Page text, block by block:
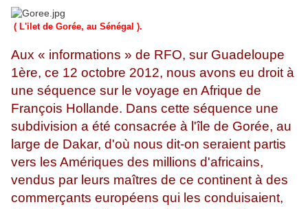
( L'ilet de Gorée, au Sénégal ).
Aux « informations » de RFO, sur Guadeloupe
1ère, ce 12 octobre 2012, nous avons eu droit à
une séquence sur le voyage en Afrique de
François Hollande. Dans cette séquence une
subdivision a été consacrée à l'île de Gorée, au
large de Dakar, d'où nous dit-on seraient partis
vers les Amériques des millions d'africains,
vendus par leurs maîtres de ce continent à des
commerçants européens qui les conduisaient,